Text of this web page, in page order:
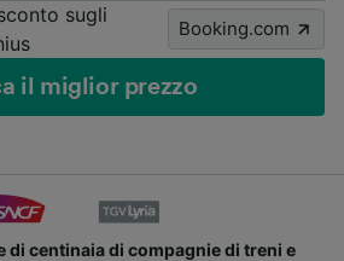
sugli
Booking.com
il miglior prezzo
di compagnie di treni e